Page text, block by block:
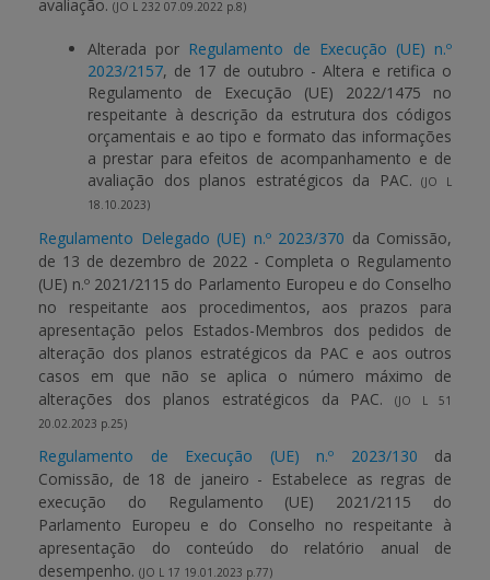
avaliação. (JO L 232 07.09.2022 p.8)
Alterada por Regulamento de Execução (UE) n.º
2023/2157, de 17 de outubro - Altera e retifica o
Regulamento de Execução (UE) 2022/1475 no
respeitante à descrição da estrutura dos códigos
orçamentais e ao tipo e formato das informações
a prestar para efeitos de acompanhamento e de
avaliação dos planos estratégicos da PAC.(JO L
18.10.2023)
Regulamento Delegado (UE) n.º 2023/370 da Comissão,
de 13 de dezembro de 2022 - Completa o Regulamento
(UE) n.º 2021/2115 do Parlamento Europeu e do Conselho
no respeitante aos procedimentos, aos prazos para
apresentação pelos Estados-Membros dos pedidos de
alteração dos planos estratégicos da PAC e aos outros
casos em que não se aplica o número máximo de
alterações dos planos estratégicos da PAC.(JO L 51
20.02.2023 p.25)
Regulamento de Execução (UE) n.º 2023/130 da
Comissão, de 18 de janeiro - Estabelece as regras de
execução do Regulamento (UE) 2021/2115 do
Parlamento Europeu e do Conselho no respeitante à
apresentação do conteúdo do relatório anual de
desempenho. (JO L 17 19.01.2023 p.77)